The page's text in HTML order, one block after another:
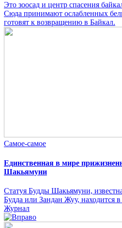
Это зоосад и центр спасения
Сюда принимают ослабленных
готовят к возвращению в Байкал.
Самое-самое
Единственная в мире
Шакьямуни
Статуя Будды Шакьямуни,
Будда или Зандан Жуу, находится
Журнал